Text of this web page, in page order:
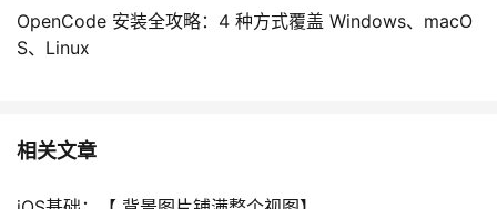
OpenCode 安装全攻略：4 种方式覆盖 Windows、macO
S、Linux
相关文章